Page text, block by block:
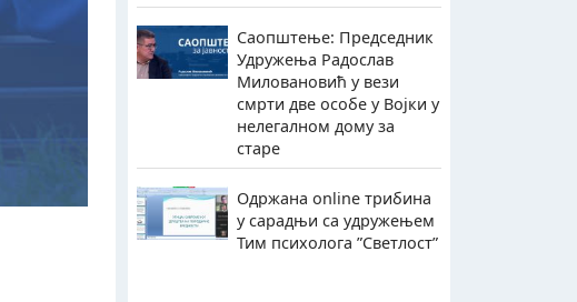
Саопштење: Председник
Удружења Радослав
Миловановић у вези
смрти две особе у Војки у
нелегалном дому за
старе
Одржана online трибина
у сарадњи са удружењем
Тим психолога ”Светлост”